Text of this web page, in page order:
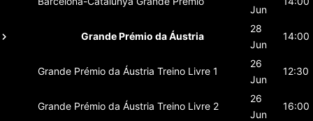
Jun
Grande Prémio da Áustria
28
Jun
14:00
Grande Prémio da Áustria Treino Livre 1
26
Jun
12:30
Grande Prémio da Áustria Treino Livre 2
26
Jun
16:00